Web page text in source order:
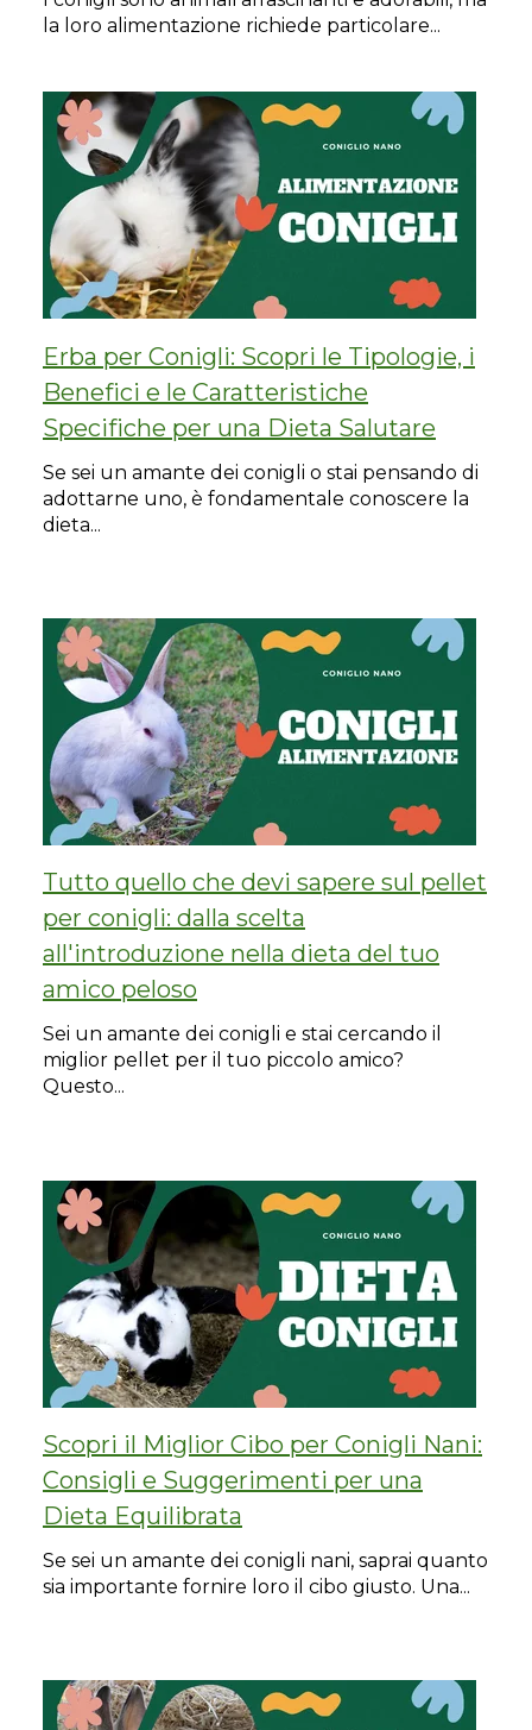
la loro alimentazione richiede particolare...
Erba per Conigli: Scopri le Tipologie, i
Benefici e le Caratteristiche
Specifiche per una Dieta Salutare
Se sei un amante dei conigli o stai pensando di
adottarne uno, è fondamentale conoscere la
dieta...
Tutto quello che devi sapere sul pellet
per conigli: dalla scelta
all'introduzione nella dieta del tuo
amico peloso
Sei un amante dei conigli e stai cercando il
miglior pellet per il tuo piccolo amico?
Questo...
Scopri il Miglior Cibo per Conigli Nani:
Consigli e Suggerimenti per una
Dieta Equilibrata
Se sei un amante dei conigli nani, saprai quanto
sia importante fornire loro il cibo giusto. Una...